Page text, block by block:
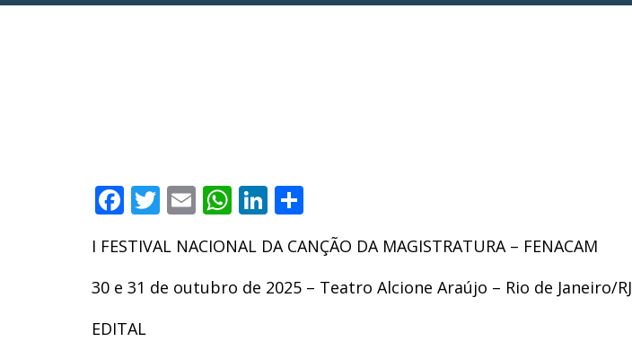
Facebook
Twitter
EmailWhatsApp
LinkedIn
I FESTIVAL NACIONAL DA CANÇÃO DA MAGISTRATURA – FENACAM
30 e 31 de outubro de 2025 – Teatro Alcione Araújo – Rio de Janeiro/RJ
EDITAL